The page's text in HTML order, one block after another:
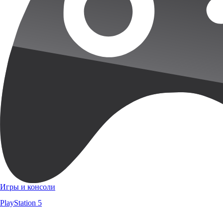
Игры и консоли
PlayStation 5